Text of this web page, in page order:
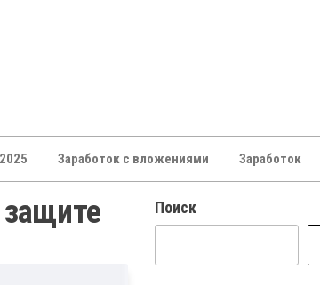
Заработок с вложениями Заработок
Поиск